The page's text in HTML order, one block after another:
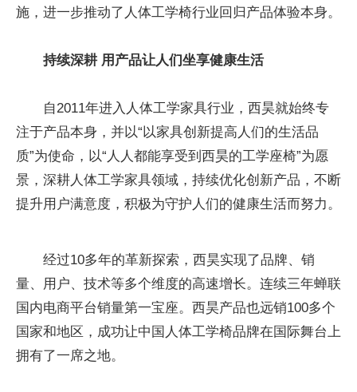
施，进一步推动了人体工学椅行业回归产品体验本身。
持续深耕 用产品让人们坐享健康生活
自2011年进入人体工学家具行业，西昊就始终专
注于产品本身，并以“以家具创新提高人们的生活品
质”为使命，以“人人都能享受到西昊的工学座椅”为愿
景，深耕人体工学家具领域，持续优化创新产品，不断
提升用户满意度，积极为守护人们的健康生活而努力。
经过10多年的革新探索，西昊实现了品牌、销
量、用户、技术等多个维度的高速增长。连续三年蝉联
国内电商平台销量第一宝座。西昊产品也远销100多个
国家和地区，成功让中国人体工学椅品牌在国际舞台上
拥有了一席之地。